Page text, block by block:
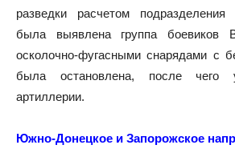
разведки расчетом
была выявлена группа боевиков
осколочно-фугасными снарядами с
была остановлена, после чего
артиллерии.
Южно-Донецкое и Запорожское